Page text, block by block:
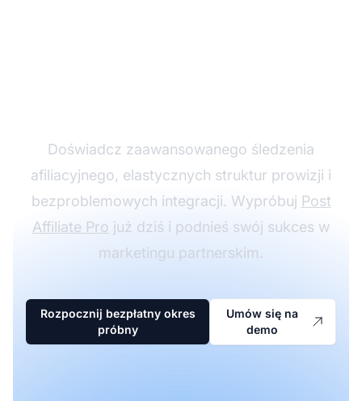
Doświadcz zaawansowanego śledzenia
afiliacyjnego, elastycznych struktur prowizji i
bezproblemowych integracji. Wypróbuj Post
Affiliate Pro już dziś i podnieś swój sukces w
marketingu partnerskim.
Rozpocznij bezpłatny okres
próbny
Umów się na
demo